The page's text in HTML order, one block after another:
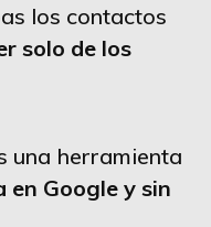
los contactos
solo de los
una herramienta
en Google y sin